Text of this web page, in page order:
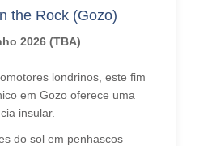
the Rock (Gozo)
2026 (TBA)
londrinos, este fim
em Gozo oferece uma
insular.
do sol em penhascos —